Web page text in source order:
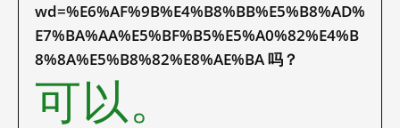
wd=%E6%AF%9B%E4%B8%BB%E5%B8%AD%
E7%BA%AA%E5%BF%B5%E5%A0%82%E4%B
8%8A%E5%B8%82%E8%AE%BA 吗？
可以。